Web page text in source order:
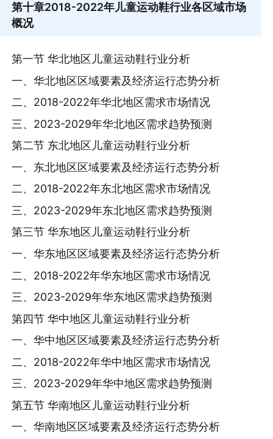
第十章2018-2022年儿童运动鞋行业各区域市场
概况
第一节 华北地区儿童运动鞋行业分析
一、华北地区区域要素及经济运行态势分析
二、2018-2022年华北地区需求市场情况
三、2023-2029年华北地区需求趋势预测
第二节 东北地区儿童运动鞋行业分析
一、东北地区区域要素及经济运行态势分析
二、2018-2022年东北地区需求市场情况
三、2023-2029年东北地区需求趋势预测
第三节 华东地区儿童运动鞋行业分析
一、华东地区区域要素及经济运行态势分析
二、2018-2022年华东地区需求市场情况
三、2023-2029年华东地区需求趋势预测
第四节 华中地区儿童运动鞋行业分析
一、华中地区区域要素及经济运行态势分析
二、2018-2022年华中地区需求市场情况
三、2023-2029年华中地区需求趋势预测
第五节 华南地区儿童运动鞋行业分析
一、华南地区区域要素及经济运行态势分析